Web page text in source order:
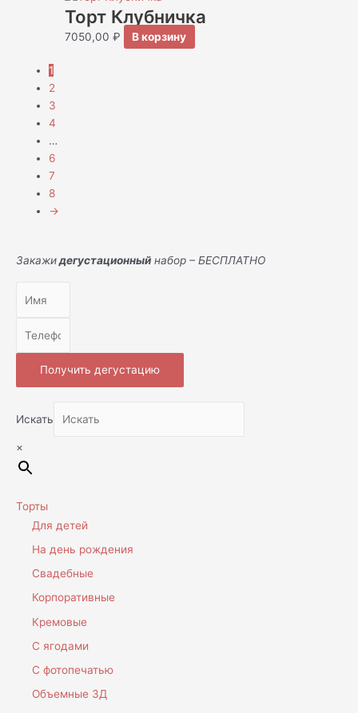
Торт Клубничка
7050,00₽ В корзину
1
2
3
4
…
6
7
8
→
Закажидегустационный набор – БЕСПЛАТНО
Получить дегустацию
Искать
×
Торты
Для детей
На день рождения
Свадебные
Корпоративные
Кремовые
С ягодами
С фотопечатью
Объемные 3Д